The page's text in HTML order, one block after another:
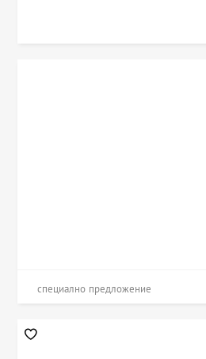
специално предложение